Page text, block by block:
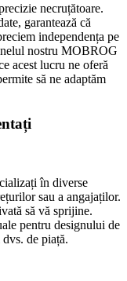
necruțătoare.
garantează că
independența pe
nostru MOBROG
acest lucru ne oferă
să ne adaptăm
în diverse
sau a angajaților.
să vă sprijine.
pentru designului de
de piață.